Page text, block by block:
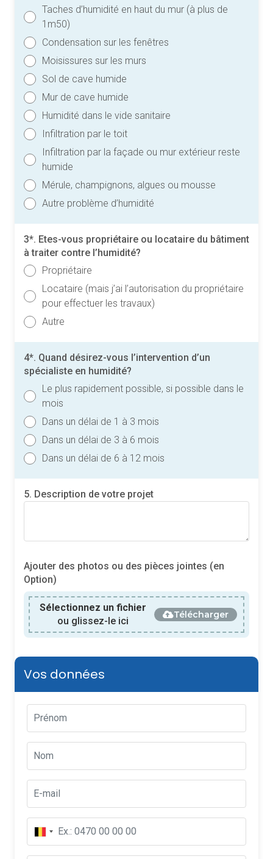
Taches d’humidité en haut du mur (à plus de
1m50)
Condensation sur les fenêtres
Moisissures sur les murs
Sol de cave humide
Mur de cave humide
Humidité dans le vide sanitaire
Infiltration par le toit
Infiltration par la façade ou mur extérieur reste
humide
Mérule, champignons, algues ou mousse
Autre problème d’humidité
3*. Etes-vous propriétaire ou locataire du bâtiment
à traiter contre l’humidité?
Propriétaire
Locataire (mais j’ai l’autorisation du propriétaire
pour effectuer les travaux)
Autre
4*. Quand désirez-vous l’intervention d’un
spécialiste en humidité?
Le plus rapidement possible, si possible dans le
mois
Dans un délai de 1 à 3 mois
Dans un délai de 3 à 6 mois
Dans un délai de 6 à 12 mois
5. Description de votre projet
Ajouter des photos ou des pièces jointes (en
Option)
Sélectionnez un fichier
ou glissez-le ici
Télécharger
Vos données